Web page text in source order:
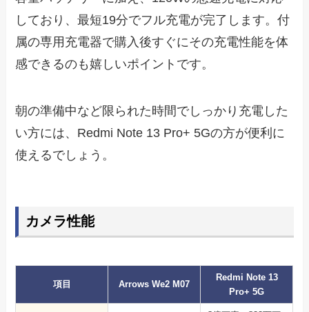
しており、最短19分でフル充電が完了します。付
属の専用充電器で購入後すぐにその充電性能を体
感できるのも嬉しいポイントです。
朝の準備中など限られた時間でしっかり充電した
い方には、Redmi Note 13 Pro+ 5Gの方が便利に
使えるでしょう。
カメラ性能
項目 Arrows We2 M07
Redmi Note 13
Pro+ 5G